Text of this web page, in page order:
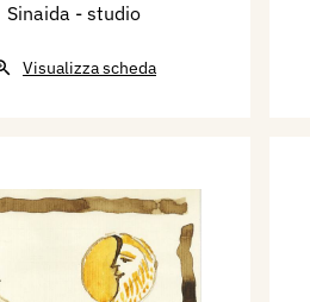
Sinaida - studio
Visualizza scheda